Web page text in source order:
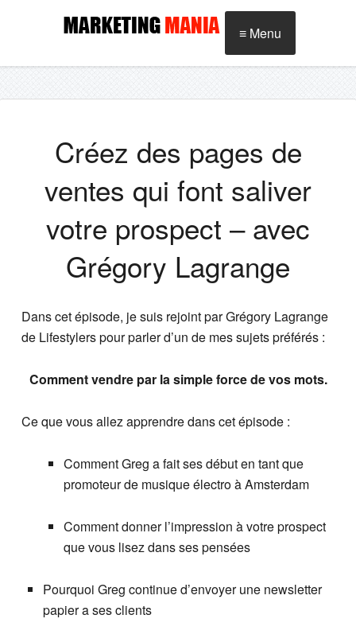
≡ Menu
Créez des pages de
ventes qui font saliver
votre prospect – avec
Grégory Lagrange
Dans cet épisode, je suis rejoint par Grégory Lagrange
de Lifestylers pour parler d’un de mes sujets préférés :
Comment vendre par la simple force de vos mots.
Ce que vous allez apprendre dans cet épisode :
Comment Greg a fait ses début en tant que
promoteur de musique électro à Amsterdam
Comment donner l’impression à votre prospect
que vous lisez dans ses pensées
Pourquoi Greg continue d’envoyer une newsletter
papier a ses clients